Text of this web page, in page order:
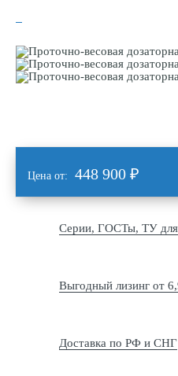
Цена от: 448 900 ₽
Серии, ГОСТы, ТУ
Выгодный лизинг от
Доставка по РФ и СНГ